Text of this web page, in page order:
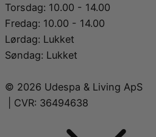
Torsdag: 10.00 - 14.00
Fredag: 10.00 - 14.00
Lørdag: Lukket
Søndag: Lukket
© 2026 Udespa & Living ApS
| CVR: 36494638